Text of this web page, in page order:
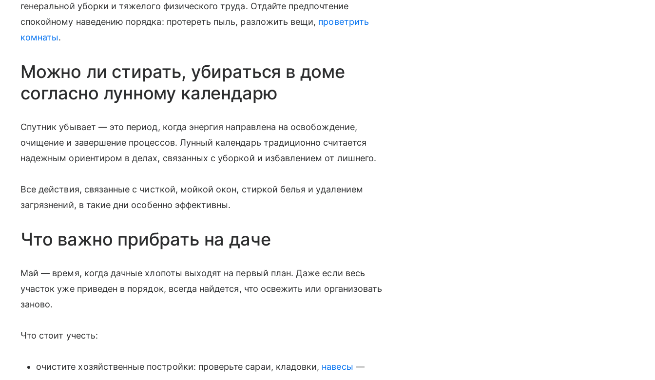
генеральной уборки и тяжелого физического труда. Отдайте предпочтение
спокойному наведению порядка: протереть пыль, разложить вещи, проветрить
комнаты.
Можно ли стирать, убираться в доме
согласно лунному календарю
Спутник убывает — это период, когда энергия направлена на освобождение,
очищение и завершение процессов. Лунный календарь традиционно считается
надежным ориентиром в делах, связанных с уборкой и избавлением от лишнего.
Все действия, связанные с чисткой, мойкой окон, стиркой белья и удалением
загрязнений, в такие дни особенно эффективны.
Что важно прибрать на даче
Май — время, когда дачные хлопоты выходят на первый план. Даже если весь
участок уже приведен в порядок, всегда найдется, что освежить или организовать
заново.
Что стоит учесть:
очистите хозяйственные постройки: проверьте сараи, кладовки, навесы —